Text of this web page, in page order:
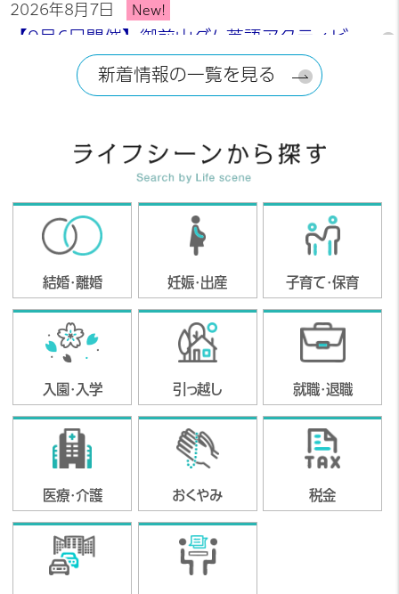
2026年8月7日 New!
【9月6日開催】御前山ダム英語アクティビ
ティの参加者を募集します
2026年8月3日
ハローワーク求人情報（令和8年8月3日更
新）
2026年8月3日
附属機関等会議日程
2026年8月1日
急・消防フェア」
2026年7月31日
令和8年熊本地震災害義援金を受付していま
2026年7月31日
【令和8年7月31日更新】子育て世帯向け住
新着情報の一覧を見る
結婚・離婚 妊娠・出産 子育て・保育
入園・入学 引っ越し 就職・退職
医療・介護 おくやみ 税金